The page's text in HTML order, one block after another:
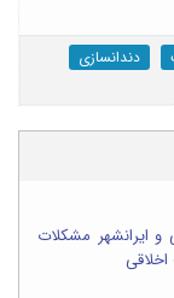
دندانسازی
و ایرانشهر مشکلات